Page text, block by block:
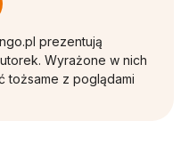
prezentują
Wyrażone w nich
tożsame z poglądami